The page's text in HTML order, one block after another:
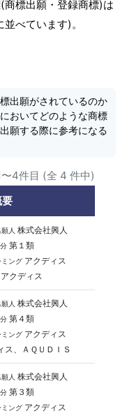
標出願・登録商標)は
べています)。
出願がされているのか
おいてどのような商標
願する際に参考になる
〜4件目 (全 4 件中)
人 株式会社興人
第１類
ングアクディス
クディス
人 株式会社興人
第４類
ングアクディス
ス、ＡＱＵＤＩＳ
人 株式会社興人
第３類
ングアクディス